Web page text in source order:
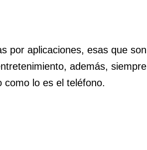
por aplicaciones, esas que son
además, siempre
como lo es el teléfono.